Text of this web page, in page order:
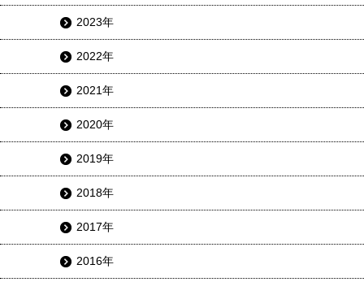
2023年
2022年
2021年
2020年
2019年
2018年
2017年
2016年